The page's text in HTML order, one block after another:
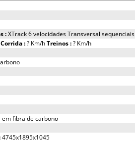
:XTrack 6 velocidades Transversal sequenciais
:? Km/hTreinos :? Km/h
em fibra de carbono
4745x1895x1045